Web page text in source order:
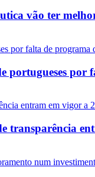
vão ter
portugueses por
transparência